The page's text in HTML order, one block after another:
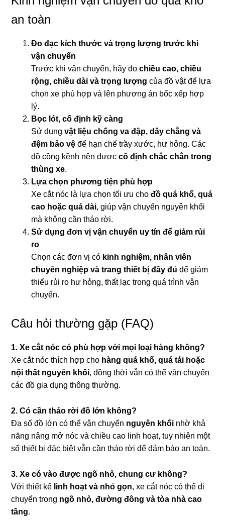
an toàn
Đo đạc kích thước và trọng lượng trước khi
vận chuyển
Trước khi vận chuyển, hãy đochiều cao, chiều
rộng, chiều dài và trọng lượng của đồ vật để lựa
chọn xe phù hợp và lên phương án bốc xếp hợp
lý.
Bọc lót, cố định kỹ càng
Sử dụngvật liệu chống va đập, dây chằng và
đệm bảo vệ để hạn chế trầy xước, hư hỏng. Các
đồ cồng kềnh nên đượccố định chắc chắn trong
thùng xe.
Lựa chọn phương tiện phù hợp
Xe cắt nóc là lựa chọn tối ưu chođồ quá khổ, quá
cao hoặc quá dài, giúp vận chuyển nguyên khối
mà không cần tháo rời.
Sử dụng đơn vị vận chuyển uy tín để giảm rủi
ro
Chọn các đơn vị có kinh nghiệm, nhân viên
chuyên nghiệp và trang thiết bị đầy đủ để giảm
thiểu rủi ro hư hỏng, thất lạc trong quá trình vận
chuyển.
Câu hỏi thường gặp (FAQ)
1. Xe cắt nóc có phù hợp với mọi loại hàng không?
Xe cắt nóc thích hợp cho hàng quá khổ, quá tải hoặc
nội thất nguyên khối, đồng thời vẫn có thể vận chuyển
các đồ gia dụng thông thường.
2. Có cần tháo rời đồ lớn không?
Đa số đồ lớn có thể vận chuyển nguyên khối nhờ khả
năng nâng mở nóc và chiều cao linh hoạt, tuy nhiên một
số thiết bị đặc biệt vẫn cần tháo rời để đảm bảo an toàn.
3. Xe có vào được ngõ nhỏ, chung cư không?
Với thiết kế linh hoạt và nhỏ gọn, xe cắt nóc có thể di
chuyển trong ngõ nhỏ, đường đông và tòa nhà cao
tầng.